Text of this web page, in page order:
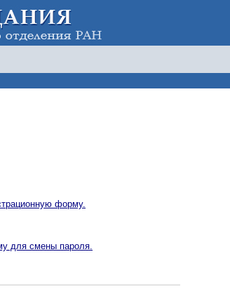
форму.
для смены пароля.